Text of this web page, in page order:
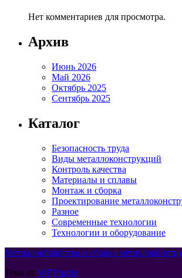
Нет комментариев для просмотра.
Архив
Июнь 2026
Май 2026
Октябрь 2025
Сентябрь 2025
Каталог
Безопасность труда
Виды металлоконструкций
Контроль качества
Материалы и сплавы
Монтаж и сборка
Проектирование
Разное
Современные технологии
Технологии и оборудование
Металлообработка и сборка
Тема от WP Puzzle